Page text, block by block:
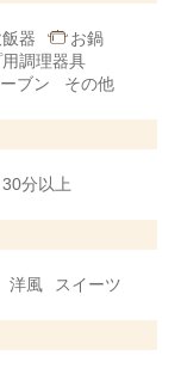
器
お鍋
調理器具
ブン その他
30分以上
洋風 スイーツ